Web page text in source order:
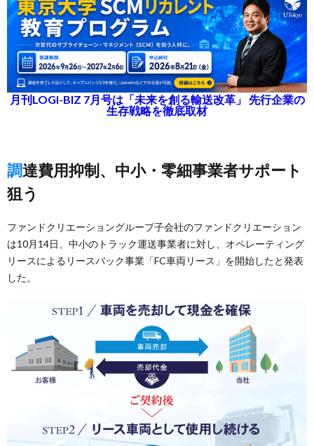
月刊LOGI-BIZ 7月号は「未来を創る輸送改革」 先行企業の
生存戦略を徹底取材
調達費用抑制、中小・零細事業者サポート
狙う
ファンドクリエーショングループ子会社のファンドクリエーション
は10月14日、中小のトラック運送事業者に対し、オペレーティング
リースによるリースバック事業「FC車両リース」を開始したと発表
した。